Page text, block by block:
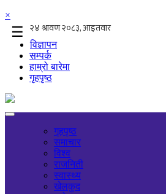
×
☰
विज्ञापन
सम्पर्क
हाम्रो बारेमा
गृहपृष्ठ
गृहपृष्ठ
समाचार
विश्व
राजनिती
स्वास्थ्य
खेलकुद